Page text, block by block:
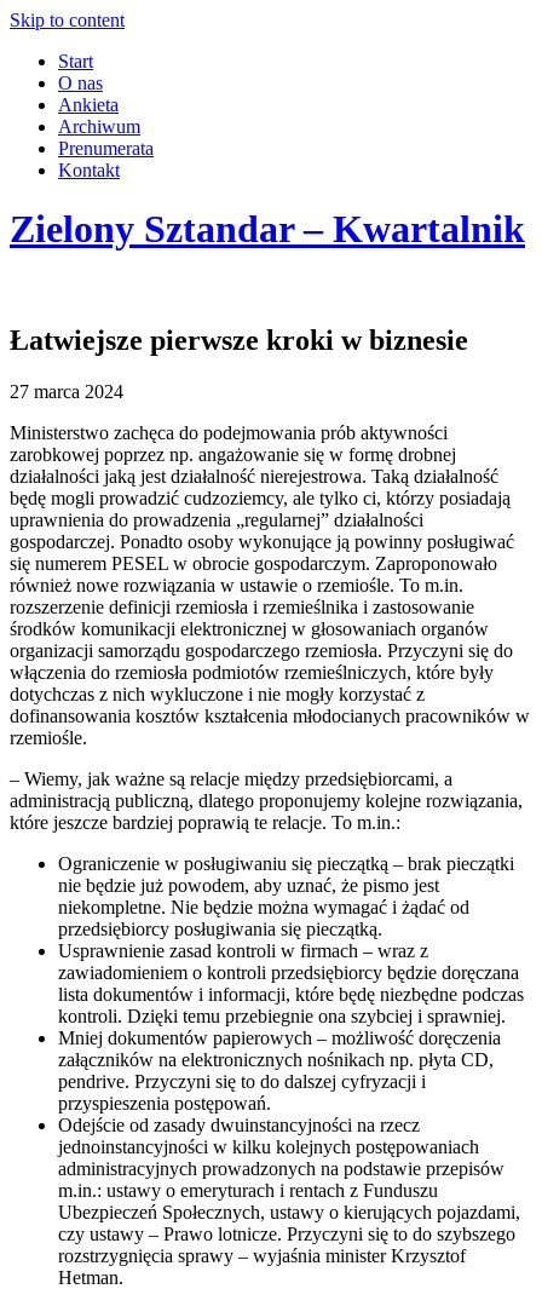
Skip to content
Start
O nas
Ankieta
Archiwum
Prenumerata
Kontakt
Zielony Sztandar – Kwartalnik
Łatwiejsze pierwsze kroki w biznesie
27 marca 2024
Ministerstwo zachęca do podejmowania prób aktywności
zarobkowej poprzez np. angażowanie się w formę drobnej
działalności jaką jest działalność nierejestrowa. Taką działalność
będę mogli prowadzić cudzoziemcy, ale tylko ci, którzy posiadają
uprawnienia do prowadzenia „regularnej” działalności
gospodarczej. Ponadto osoby wykonujące ją powinny posługiwać
się numerem PESEL w obrocie gospodarczym. Zaproponowało
również nowe rozwiązania w ustawie o rzemiośle. To m.in.
rozszerzenie definicji rzemiosła i rzemieślnika i zastosowanie
środków komunikacji elektronicznej w głosowaniach organów
organizacji samorządu gospodarczego rzemiosła. Przyczyni się do
włączenia do rzemiosła podmiotów rzemieślniczych, które były
dotychczas z nich wykluczone i nie mogły korzystać z
dofinansowania kosztów kształcenia młodocianych pracowników w
rzemiośle.
– Wiemy, jak ważne są relacje między przedsiębiorcami, a
administracją publiczną, dlatego proponujemy kolejne rozwiązania,
które jeszcze bardziej poprawią te relacje. To m.in.:
Ograniczenie w posługiwaniu się pieczątką – brak pieczątki
nie będzie już powodem, aby uznać, że pismo jest
niekompletne. Nie będzie można wymagać i żądać od
przedsiębiorcy posługiwania się pieczątką.
Usprawnienie zasad kontroli w firmach – wraz z
zawiadomieniem o kontroli przedsiębiorcy będzie doręczana
lista dokumentów i informacji, które będę niezbędne podczas
kontroli. Dzięki temu przebiegnie ona szybciej i sprawniej.
Mniej dokumentów papierowych – możliwość doręczenia
załączników na elektronicznych nośnikach np. płyta CD,
pendrive. Przyczyni się to do dalszej cyfryzacji i
przyspieszenia postępowań.
Odejście od zasady dwuinstancyjności na rzecz
jednoinstancyjności w kilku kolejnych postępowaniach
administracyjnych prowadzonych na podstawie przepisów
m.in.: ustawy o emeryturach i rentach z Funduszu
Ubezpieczeń Społecznych, ustawy o kierujących pojazdami,
czy ustawy – Prawo lotnicze. Przyczyni się to do szybszego
rozstrzygnięcia sprawy – wyjaśnia minister Krzysztof
Hetman.